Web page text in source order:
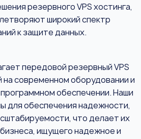
резервного VPS хостинга,
широкий спектр
к защите данных.
передовой резервный VPS
на современном оборудовании и
обеспечении. Наши
для обеспечения надежности,
что делает их
ищущего надежное и